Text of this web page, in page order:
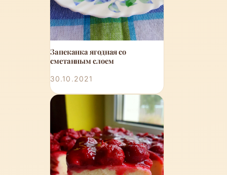
Запеканка ягодная со
сметанным слоем
30.10.2021